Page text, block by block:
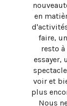
en
faire, un
resto à
essayer,
voir et
plus
Nous
SUBWAY